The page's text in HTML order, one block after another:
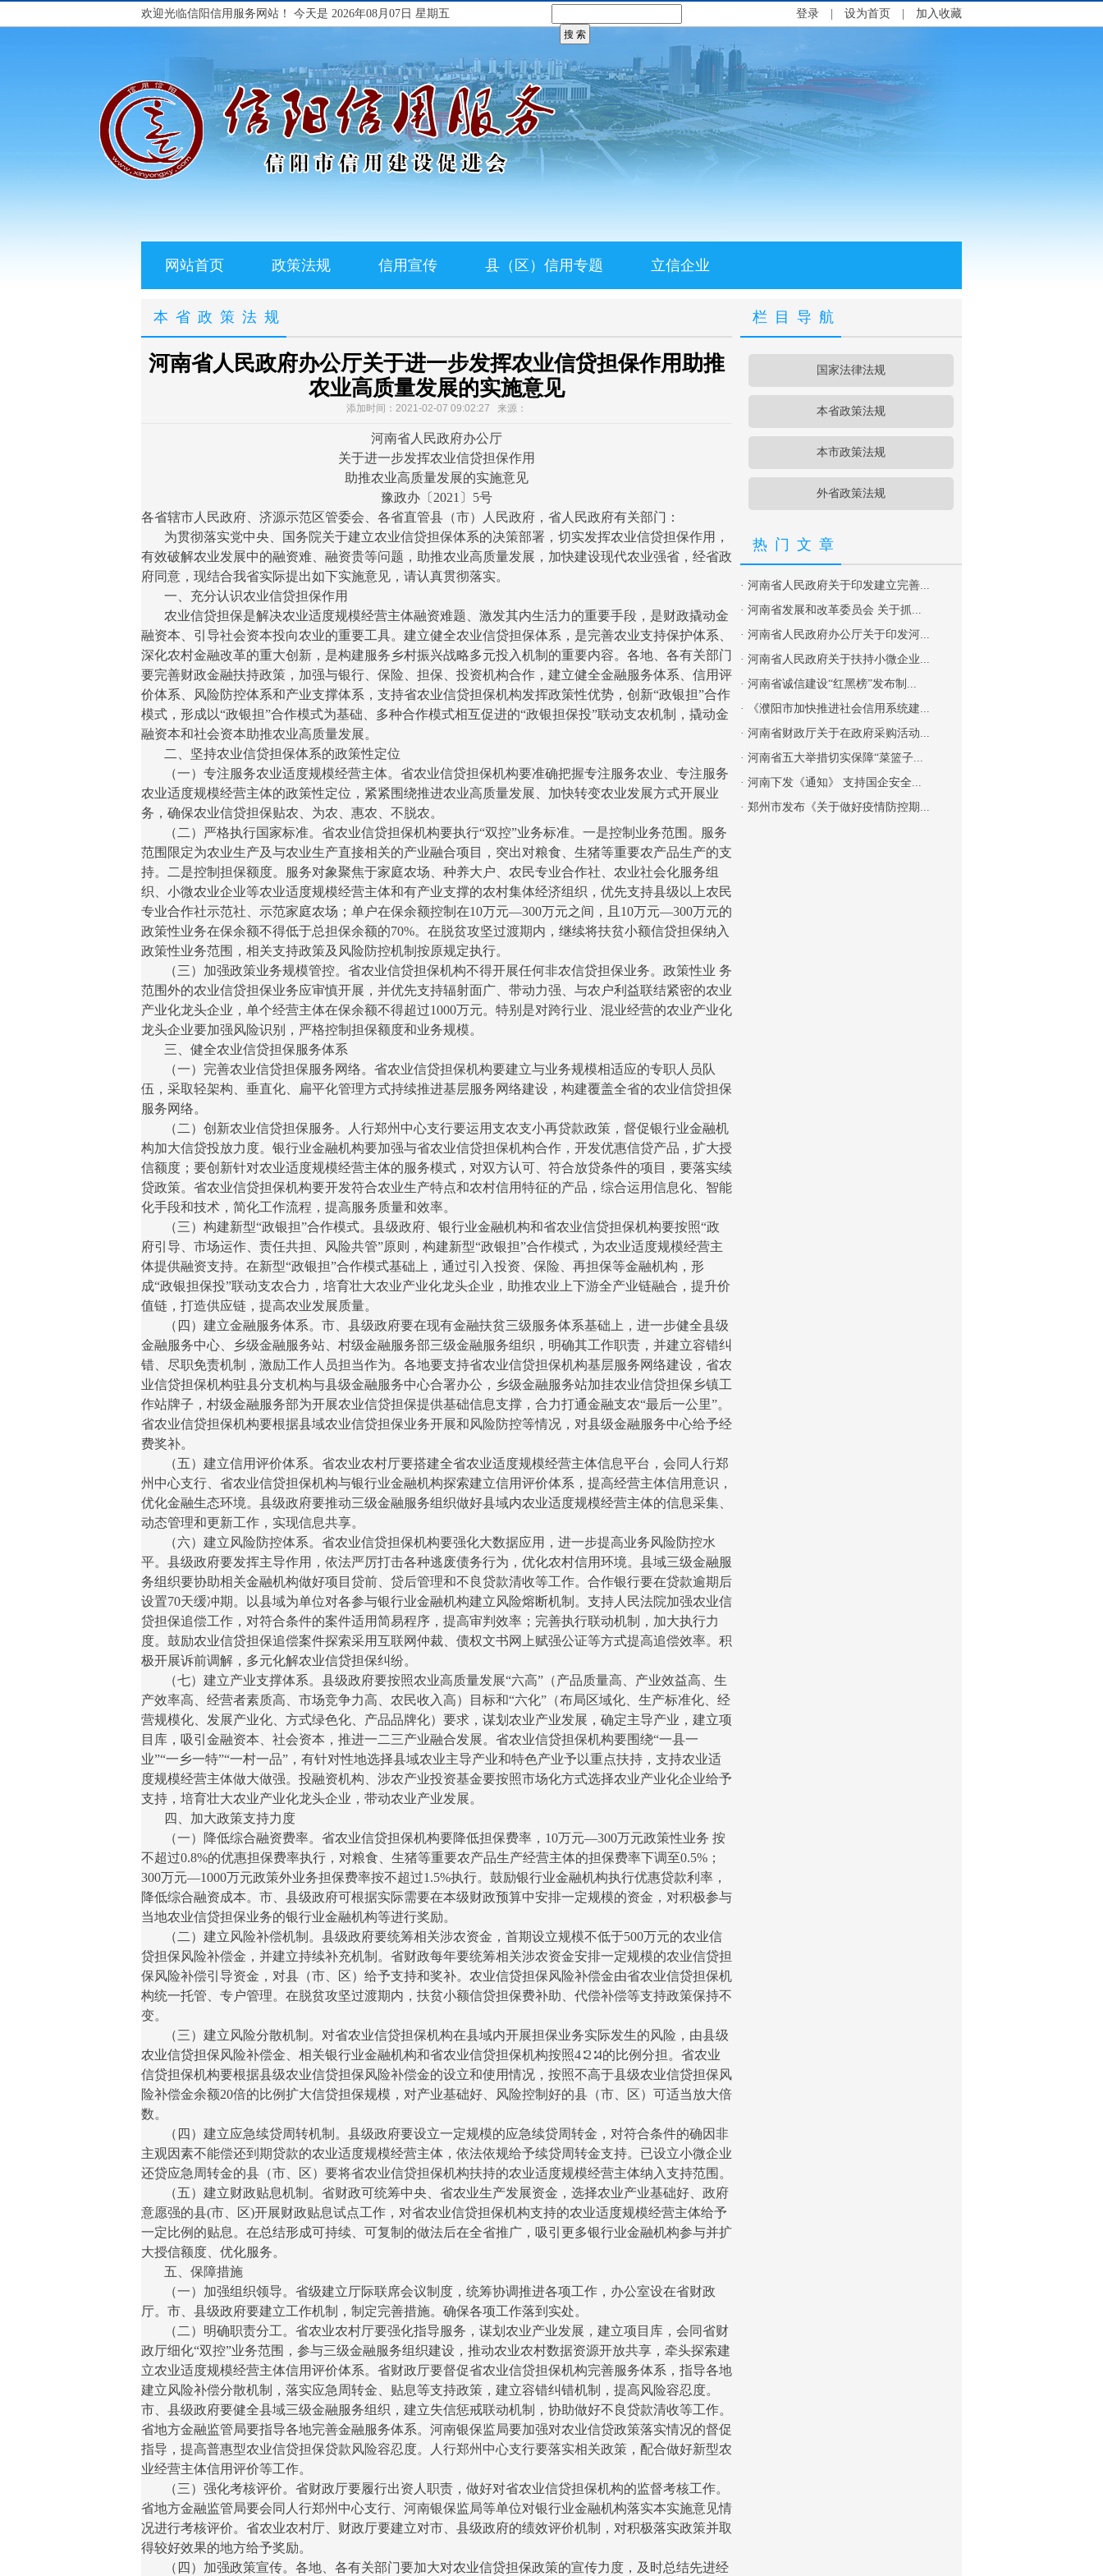
欢迎光临信阳信用服务网站！ 今天是 2026年08月07日 星期五 登录 设为首页 加入收藏
网站首页 政策法规 信用宣传 县（区）信用专题 立信企业
本省政策法规
河南省人民政府办公厅关于进一步发挥农业信贷担保作用助推
农业高质量发展的实施意见
添加时间：2021-02-07 09:02:27 来源：
河南省人民政府办公厅
关于进一步发挥农业信贷担保作用
助推农业高质量发展的实施意见
豫政办〔2021〕5号
各省辖市人民政府、济源示范区管委会、各省直管县（市）人民政府，省人民政府有关部门：
为贯彻落实党中央、国务院关于建立农业信贷担保体系的决策部署，切实发挥农业信贷担保作用，
有效破解农业发展中的融资难、融资贵等问题，助推农业高质量发展，加快建设现代农业强省，经省政
府同意，现结合我省实际提出如下实施意见，请认真贯彻落实。
一、充分认识农业信贷担保作用
农业信贷担保是解决农业适度规模经营主体融资难题、激发其内生活力的重要手段，是财政撬动金
融资本、引导社会资本投向农业的重要工具。建立健全农业信贷担保体系，是完善农业支持保护体系、
深化农村金融改革的重大创新，是构建服务乡村振兴战略多元投入机制的重要内容。各地、各有关部门
要完善财政金融扶持政策，加强与银行、保险、担保、投资机构合作，建立健全金融服务体系、信用评
价体系、风险防控体系和产业支撑体系，支持省农业信贷担保机构发挥政策性优势，创新“政银担”合作
模式，形成以“政银担”合作模式为基础、多种合作模式相互促进的“政银担保投”联动支农机制，撬动金
融资本和社会资本助推农业高质量发展。
二、坚持农业信贷担保体系的政策性定位
（一）专注服务农业适度规模经营主体。省农业信贷担保机构要准确把握专注服务农业、专注服务
农业适度规模经营主体的政策性定位，紧紧围绕推进农业高质量发展、加快转变农业发展方式开展业
务，确保农业信贷担保贴农、为农、惠农、不脱农。
（二）严格执行国家标准。省农业信贷担保机构要执行“双控”业务标准。一是控制业务范围。服务
范围限定为农业生产及与农业生产直接相关的产业融合项目，突出对粮食、生猪等重要农产品生产的支
持。二是控制担保额度。服务对象聚焦于家庭农场、种养大户、农民专业合作社、农业社会化服务组
织、小微农业企业等农业适度规模经营主体和有产业支撑的农村集体经济组织，优先支持县级以上农民
专业合作社示范社、示范家庭农场；单户在保余额控制在10万元—300万元之间，且10万元—300万元的
政策性业务在保余额不得低于总担保余额的70%。在脱贫攻坚过渡期内，继续将扶贫小额信贷担保纳入
政策性业务范围，相关支持政策及风险防控机制按原规定执行。
（三）加强政策业务规模管控。省农业信贷担保机构不得开展任何非农信贷担保业务。政策性业 务
范围外的农业信贷担保业务应审慎开展，并优先支持辐射面广、带动力强、与农户利益联结紧密的农业
产业化龙头企业，单个经营主体在保余额不得超过1000万元。特别是对跨行业、混业经营的农业产业化
龙头企业要加强风险识别，严格控制担保额度和业务规模。
三、健全农业信贷担保服务体系
（一）完善农业信贷担保服务网络。省农业信贷担保机构要建立与业务规模相适应的专职人员队
伍，采取轻架构、垂直化、扁平化管理方式持续推进基层服务网络建设，构建覆盖全省的农业信贷担保
服务网络。
（二）创新农业信贷担保服务。人行郑州中心支行要运用支农支小再贷款政策，督促银行业金融机
构加大信贷投放力度。银行业金融机构要加强与省农业信贷担保机构合作，开发优惠信贷产品，扩大授
信额度；要创新针对农业适度规模经营主体的服务模式，对双方认可、符合放贷条件的项目，要落实续
贷政策。省农业信贷担保机构要开发符合农业生产特点和农村信用特征的产品，综合运用信息化、智能
化手段和技术，简化工作流程，提高服务质量和效率。
（三）构建新型“政银担”合作模式。县级政府、银行业金融机构和省农业信贷担保机构要按照“政
府引导、市场运作、责任共担、风险共管”原则，构建新型“政银担”合作模式，为农业适度规模经营主
体提供融资支持。在新型“政银担”合作模式基础上，通过引入投资、保险、再担保等金融机构，形
成“政银担保投”联动支农合力，培育壮大农业产业化龙头企业，助推农业上下游全产业链融合，提升价
值链，打造供应链，提高农业发展质量。
（四）建立金融服务体系。市、县级政府要在现有金融扶贫三级服务体系基础上，进一步健全县级
金融服务中心、乡级金融服务站、村级金融服务部三级金融服务组织，明确其工作职责，并建立容错纠
错、尽职免责机制，激励工作人员担当作为。各地要支持省农业信贷担保机构基层服务网络建设，省农
业信贷担保机构驻县分支机构与县级金融服务中心合署办公，乡级金融服务站加挂农业信贷担保乡镇工
作站牌子，村级金融服务部为开展农业信贷担保提供基础信息支撑，合力打通金融支农“最后一公里”。
省农业信贷担保机构要根据县域农业信贷担保业务开展和风险防控等情况，对县级金融服务中心给予经
费奖补。
（五）建立信用评价体系。省农业农村厅要搭建全省农业适度规模经营主体信息平台，会同人行郑
州中心支行、省农业信贷担保机构与银行业金融机构探索建立信用评价体系，提高经营主体信用意识，
优化金融生态环境。县级政府要推动三级金融服务组织做好县域内农业适度规模经营主体的信息采集、
动态管理和更新工作，实现信息共享。
（六）建立风险防控体系。省农业信贷担保机构要强化大数据应用，进一步提高业务风险防控水
平。县级政府要发挥主导作用，依法严厉打击各种逃废债务行为，优化农村信用环境。县域三级金融服
务组织要协助相关金融机构做好项目贷前、贷后管理和不良贷款清收等工作。合作银行要在贷款逾期后
设置70天缓冲期。以县域为单位对各参与银行业金融机构建立风险熔断机制。支持人民法院加强农业信
贷担保追偿工作，对符合条件的案件适用简易程序，提高审判效率；完善执行联动机制，加大执行力
度。鼓励农业信贷担保追偿案件探索采用互联网仲裁、债权文书网上赋强公证等方式提高追偿效率。积
极开展诉前调解，多元化解农业信贷担保纠纷。
（七）建立产业支撑体系。县级政府要按照农业高质量发展“六高”（产品质量高、产业效益高、生
产效率高、经营者素质高、市场竞争力高、农民收入高）目标和“六化”（布局区域化、生产标准化、经
营规模化、发展产业化、方式绿色化、产品品牌化）要求，谋划农业产业发展，确定主导产业，建立项
目库，吸引金融资本、社会资本，推进一二三产业融合发展。省农业信贷担保机构要围绕“一县一
业”“一乡一特”“一村一品”，有针对性地选择县域农业主导产业和特色产业予以重点扶持，支持农业适
度规模经营主体做大做强。投融资机构、涉农产业投资基金要按照市场化方式选择农业产业化企业给予
支持，培育壮大农业产业化龙头企业，带动农业产业发展。
四、加大政策支持力度
（一）降低综合融资费率。省农业信贷担保机构要降低担保费率，10万元—300万元政策性业务 按
不超过0.8%的优惠担保费率执行，对粮食、生猪等重要农产品生产经营主体的担保费率下调至0.5%；
300万元—1000万元政策外业务担保费率按不超过1.5%执行。鼓励银行业金融机构执行优惠贷款利率，
降低综合融资成本。市、县级政府可根据实际需要在本级财政预算中安排一定规模的资金，对积极参与
当地农业信贷担保业务的银行业金融机构等进行奖励。
（二）建立风险补偿机制。县级政府要统筹相关涉农资金，首期设立规模不低于500万元的农业信
贷担保风险补偿金，并建立持续补充机制。省财政每年要统筹相关涉农资金安排一定规模的农业信贷担
保风险补偿引导资金，对县（市、区）给予支持和奖补。农业信贷担保风险补偿金由省农业信贷担保机
构统一托管、专户管理。在脱贫攻坚过渡期内，扶贫小额信贷担保费补助、代偿补偿等支持政策保持不
变。
（三）建立风险分散机制。对省农业信贷担保机构在县域内开展担保业务实际发生的风险，由县级
农业信贷担保风险补偿金、相关银行业金融机构和省农业信贷担保机构按照4∶2∶4的比例分担。省农业
信贷担保机构要根据县级农业信贷担保风险补偿金的设立和使用情况，按照不高于县级农业信贷担保风
险补偿金余额20倍的比例扩大信贷担保规模，对产业基础好、风险控制好的县（市、区）可适当放大倍
数。
（四）建立应急续贷周转机制。县级政府要设立一定规模的应急续贷周转金，对符合条件的确因非
主观因素不能偿还到期贷款的农业适度规模经营主体，依法依规给予续贷周转金支持。已设立小微企业
还贷应急周转金的县（市、区）要将省农业信贷担保机构扶持的农业适度规模经营主体纳入支持范围。
（五）建立财政贴息机制。省财政可统筹中央、省农业生产发展资金，选择农业产业基础好、政府
意愿强的县(市、区)开展财政贴息试点工作，对省农业信贷担保机构支持的农业适度规模经营主体给予
一定比例的贴息。在总结形成可持续、可复制的做法后在全省推广，吸引更多银行业金融机构参与并扩
大授信额度、优化服务。
五、保障措施
（一）加强组织领导。省级建立厅际联席会议制度，统筹协调推进各项工作，办公室设在省财政
厅。市、县级政府要建立工作机制，制定完善措施。确保各项工作落到实处。
（二）明确职责分工。省农业农村厅要强化指导服务，谋划农业产业发展，建立项目库，会同省财
政厅细化“双控”业务范围，参与三级金融服务组织建设，推动农业农村数据资源开放共享，牵头探索建
立农业适度规模经营主体信用评价体系。省财政厅要督促省农业信贷担保机构完善服务体系，指导各地
建立风险补偿分散机制，落实应急周转金、贴息等支持政策，建立容错纠错机制，提高风险容忍度。
市、县级政府要健全县域三级金融服务组织，建立失信惩戒联动机制，协助做好不良贷款清收等工作。
省地方金融监管局要指导各地完善金融服务体系。河南银保监局要加强对农业信贷政策落实情况的督促
指导，提高普惠型农业信贷担保贷款风险容忍度。人行郑州中心支行要落实相关政策，配合做好新型农
业经营主体信用评价等工作。
（三）强化考核评价。省财政厅要履行出资人职责，做好对省农业信贷担保机构的监督考核工作。
省地方金融监管局要会同人行郑州中心支行、河南银保监局等单位对银行业金融机构落实本实施意见情
况进行考核评价。省农业农村厅、财政厅要建立对市、县级政府的绩效评价机制，对积极落实政策并取
得较好效果的地方给予奖励。
（四）加强政策宣传。各地、各有关部门要加大对农业信贷担保政策的宣传力度，及时总结先进经
栏目导航
国家法律法规
本省政策法规
本市政策法规
外省政策法规
热门文章
· 河南省人民政府关于印发建立完善...
· 河南省发展和改革委员会 关于抓...
· 河南省人民政府办公厅关于印发河...
· 河南省人民政府关于扶持小微企业...
· 河南省诚信建设“红黑榜”发布制...
·
《濮阳市加快推进社会信用系统建...
· 河南省财政厅关于在政府采购活动...
· 河南省五大举措切实保障“菜篮子...
· 河南下发《通知》 支持国企安全...
· 郑州市发布《关于做好疫情防控期...